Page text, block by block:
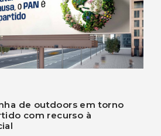
de outdoors em torno
com recurso à